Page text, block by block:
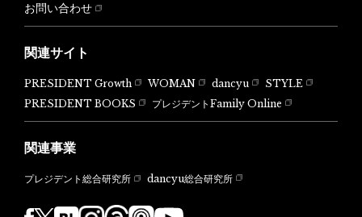
お問い合わせ
関連サイト
PRESIDENT Growth WOMAN dancyu
STYLE
PRESIDENT BOOKS
プレジデントFamily Online
関連事業
プレジデント総合研究所 dancyu総合研究所